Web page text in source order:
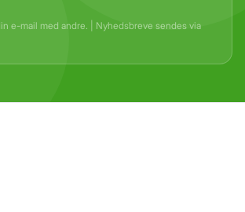
e-mail med andre. | Nyhedsbreve sendes via